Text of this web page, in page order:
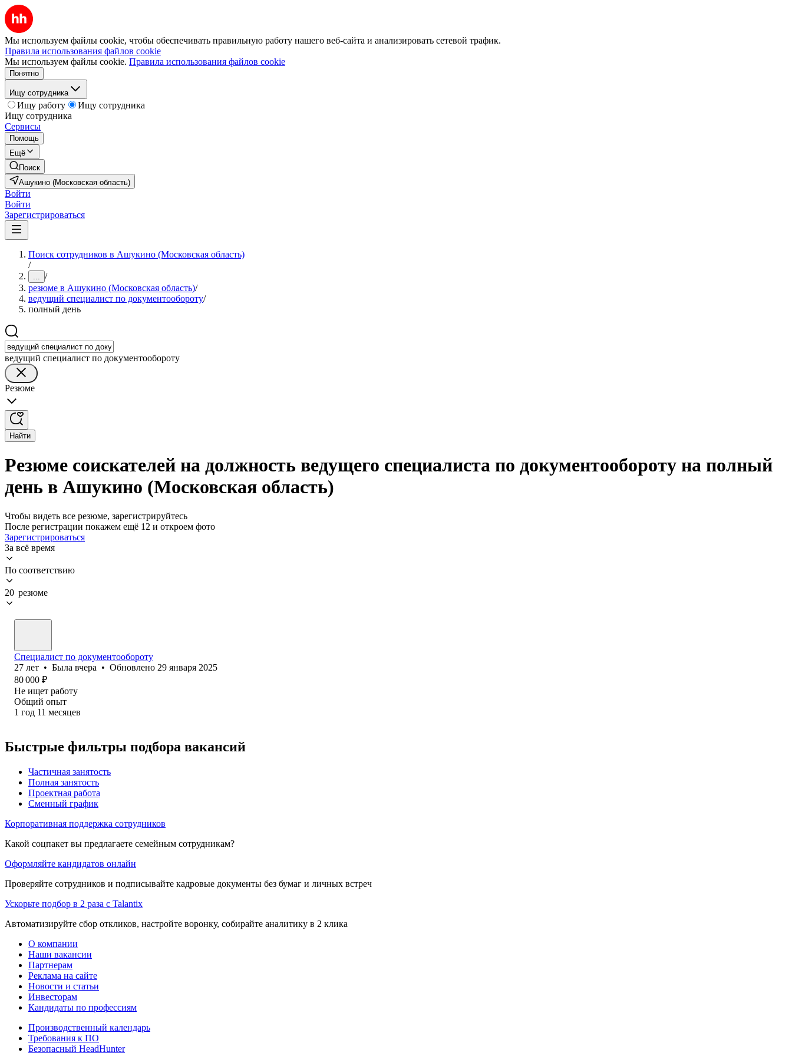
Мы используем файлы cookie, чтобы обеспечивать правильную работу нашего веб-сайта и анализировать сетевой трафик.
Правила использования файлов cookie
Мы используем файлы cookie. Правила использования файлов cookie
Понятно
Ищу сотрудника
Ищу работу
Ищу сотрудника
Ищу сотрудника
Сервисы
Помощь
Ещё
Поиск
Ашукино (Московская область)
Войти
Войти
Зарегистрироваться
Поиск сотрудников в Ашукино (Московская область)
/
... /
резюме в Ашукино (Московская область)/
ведущий специалист по документообороту/
полный день
ведущий специалист по документообороту
Резюме
Найти
Резюме соискателей на должность ведущего специалиста по документообороту на полный
день в Ашукино (Московская область)
Чтобы видеть все резюме, зарегистрируйтесь
После регистрации покажем ещё 12 и откроем фото
Зарегистрироваться
За всё время
По соответствию
20 резюме
Специалист по документообороту
27 лет • Была вчера • Обновлено 29 января 2025
80 000 ₽
Не ищет работу
Общий опыт
1 год 11 месяцев
Быстрые фильтры подбора вакансий
Частичная занятость
Полная занятость
Проектная работа
Сменный график
Корпоративная поддержка сотрудников
Какой соцпакет вы предлагаете семейным сотрудникам?
Оформляйте кандидатов онлайн
Проверяйте сотрудников и подписывайте кадровые документы без бумаг и личных встреч
Ускорьте подбор в 2 раза с Talantix
Автоматизируйте сбор откликов, настройте воронку, собирайте аналитику в 2 клика
О компании
Наши вакансии
Партнерам
Реклама на сайте
Новости и статьи
Инвесторам
Кандидаты по профессиям
Производственный календарь
Требования к ПО
Безопасный HeadHunter